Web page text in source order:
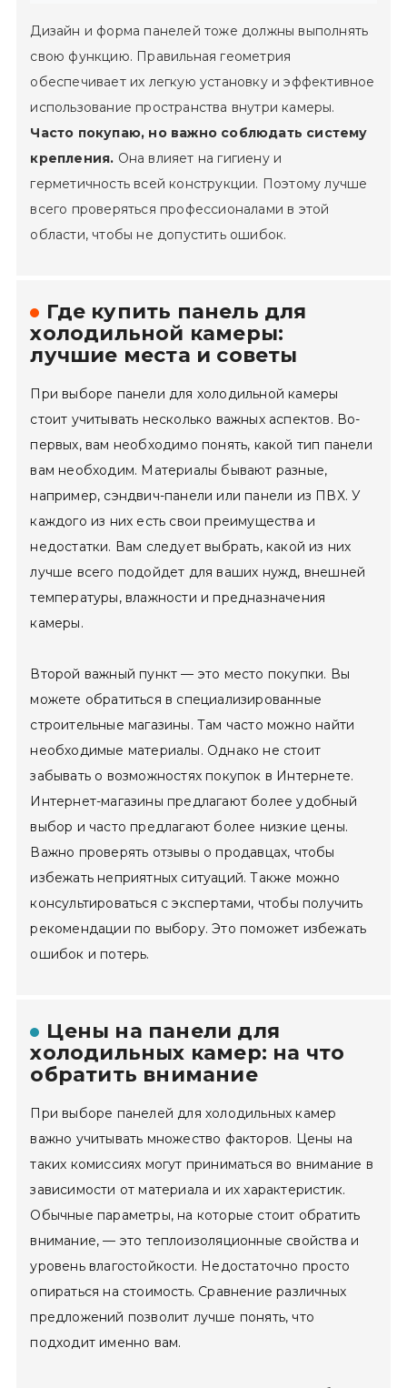
Дизайн и форма панелей тоже должны выполнять
свою функцию. Правильная геометрия
обеспечивает их легкую установку и эффективное
использование пространства внутри камеры.
Часто покупаю, но важно соблюдать систему
крепления. Она влияет на гигиену и
герметичность всей конструкции. Поэтому лучше
всего проверяться профессионалами в этой
области, чтобы не допустить ошибок.
Где купить панель для
холодильной камеры:
лучшие места и советы
При выборе панели для холодильной камеры
стоит учитывать несколько важных аспектов. Во-
первых, вам необходимо понять, какой тип панели
вам необходим. Материалы бывают разные,
например, сэндвич-панели или панели из ПВХ. У
каждого из них есть свои преимущества и
недостатки. Вам следует выбрать, какой из них
лучше всего подойдет для ваших нужд, внешней
температуры, влажности и предназначения
камеры.
Второй важный пункт — это место покупки. Вы
можете обратиться в специализированные
строительные магазины. Там часто можно найти
необходимые материалы. Однако не стоит
забывать о возможностях покупок в Интернете.
Интернет-магазины предлагают более удобный
выбор и часто предлагают более низкие цены.
Важно проверять отзывы о продавцах, чтобы
избежать неприятных ситуаций. Также можно
консультироваться с экспертами, чтобы получить
рекомендации по выбору. Это поможет избежать
ошибок и потерь.
Цены на панели для
холодильных камер: на что
обратить внимание
При выборе панелей для холодильных камер
важно учитывать множество факторов. Цены на
таких комиссиях могут приниматься во внимание в
зависимости от материала и их характеристик.
Обычные параметры, на которые стоит обратить
внимание, — это теплоизоляционные свойства и
уровень влагостойкости. Недостаточно просто
опираться на стоимость. Сравнение различных
предложений позволит лучше понять, что
подходит именно вам.